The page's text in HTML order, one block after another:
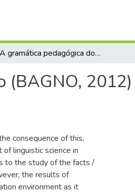
A gramática pedagógica do Português Brasileiro (BAGNO, 2012) e o ensino de gramática.
consequence of this,
linguistic science in
to the study of the facts /
the results of
environment as it